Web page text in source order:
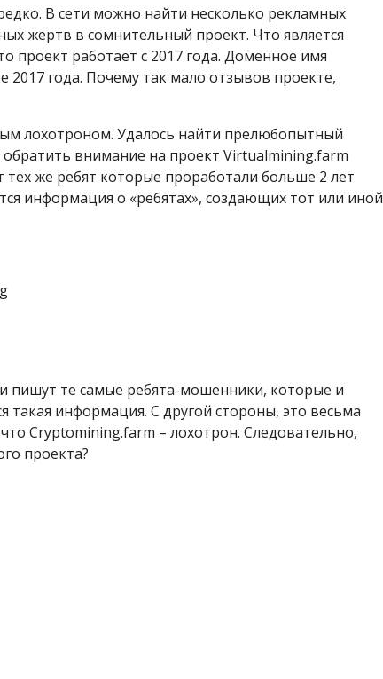
В сети можно найти несколько рекламных
жертв в сомнительный проект. Что является
проект работает с 2017 года. Доменное имя
2017 года. Почему так мало отзывов проекте,
лохотроном. Удалось найти прелюбопытный
внимание на проект Virtualmining.farm
тех же ребят которые проработали больше 2 лет
информация о «ребятах», создающих тот или иной
пишут те самые ребята-мошенники, которые и
такая информация. С другой стороны, это весьма
Cryptomining.farm – лохотрон. Следовательно,
проекта?